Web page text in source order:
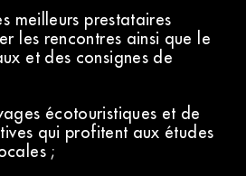
meilleurs prestataires
les rencontres ainsi que le
et des consignes de
écotouristiques et de
qui profitent aux études
;